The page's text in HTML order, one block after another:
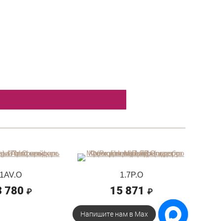
1AV.O
780 ₽
1.7P.O
15 871 ₽
Напишите нам в Max